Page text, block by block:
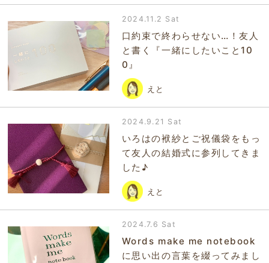
2024.11.2 Sat
口約束で終わらせない…！友人
と書く『一緒にしたいこと10
0』
えと
2024.9.21 Sat
いろはの袱紗とご祝儀袋をもっ
て友人の結婚式に参列してきま
した♪
えと
2024.7.6 Sat
Words make me notebook
に思い出の言葉を綴ってみまし